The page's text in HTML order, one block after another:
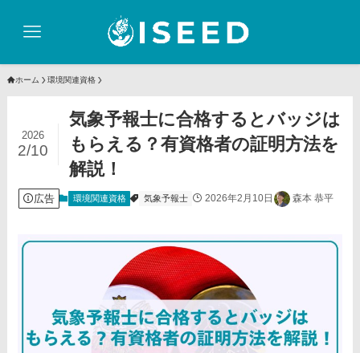
ホーム 環境関連資格
気象予報士に合格するとバッジは
もらえる？有資格者の証明方法を
解説！
2026
2/10
広告 環境関連資格 気象予報士 2026年2月10日 森本 恭平